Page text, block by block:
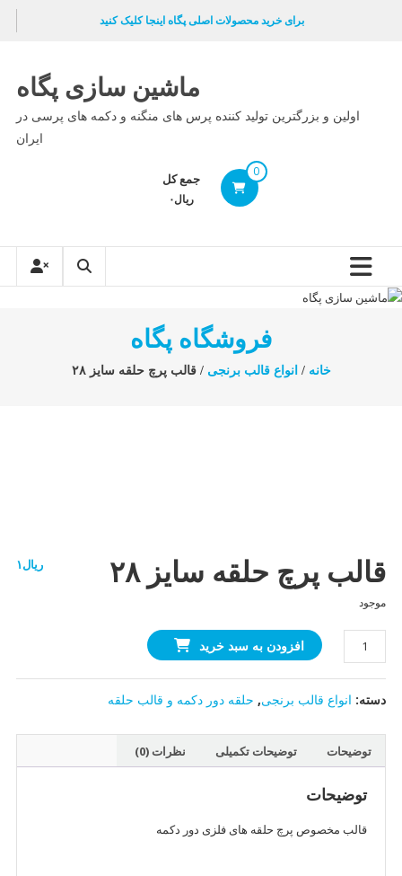
برای خرید محصولات اصلی پگاه اینجا کلیک کنید
ماشین سازی پگاه
اولین و بزرگترین تولید کننده پرس های منگنه و دکمه های پرسی در
ایران
0 جمع کل
ریال۰
فروشگاه پگاه
خانه / انواع قالب برنجی / قالب پرچ حلقه سایز ۲۸
قالب پرچ حلقه سایز ۲۸ ریال۱
موجود
قالب
پرچ
حلقه
سایز
افزودن به سبد خرید
دسته: انواع قالب برنجی, حلقه دور دکمه و قالب حلقه
توضیحات توضیحات تکمیلی نظرات (0)
توضیحات
قالب مخصوص پرچ حلقه های فلزی دور دکمه